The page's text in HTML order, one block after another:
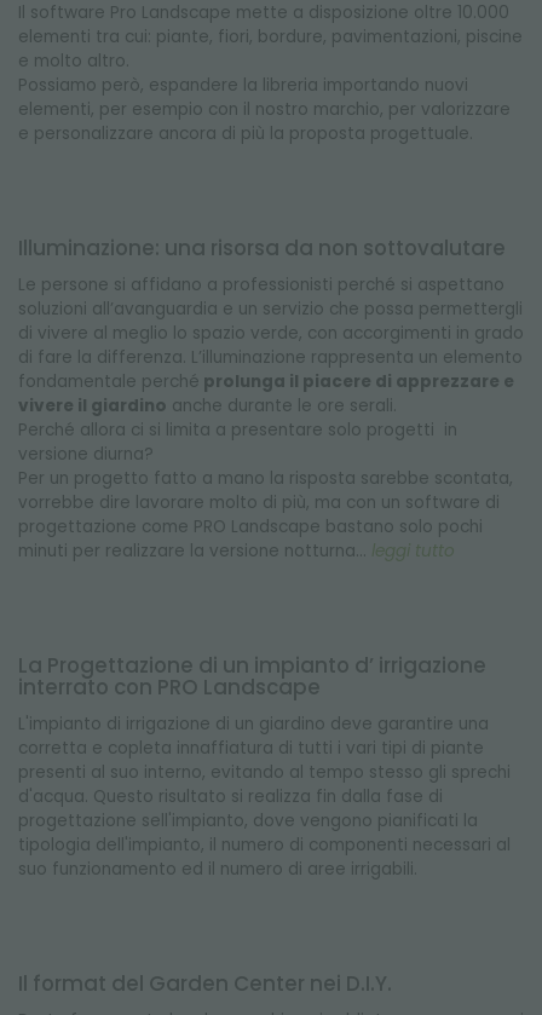
Il software Pro Landscape mette a disposizione oltre 10.000
elementi tra cui: piante, fiori, bordure, pavimentazioni, piscine
e molto altro.
Possiamo però, espandere la libreria importando nuovi
elementi, per esempio con il nostro marchio, per valorizzare
e personalizzare ancora di più la proposta progettuale.
Illuminazione: una risorsa da non sottovalutare
Le persone si affidano a professionisti perché si aspettano
soluzioni all’avanguardia e un servizio che possa permettergli
di vivere al meglio lo spazio verde, con accorgimenti in grado
di fare la differenza. L’illuminazione rappresenta un elemento
fondamentale perché prolunga il piacere di apprezzare e
vivere il giardino anche durante le ore serali.
Perché allora ci si limita a presentare solo progetti in
versione diurna?
Per un progetto fatto a mano la risposta sarebbe scontata,
vorrebbe dire lavorare molto di più, ma con un software di
progettazione come PRO Landscape bastano solo pochi
minuti per realizzare la versione notturna... leggi tutto
La Progettazione di un impianto d’ irrigazione
interrato con PRO Landscape
L'impianto di irrigazione di un giardino deve garantire una
corretta e copleta innaffiatura di tutti i vari tipi di piante
presenti al suo interno, evitando al tempo stesso gli sprechi
d'acqua. Questo risultato si realizza fin dalla fase di
progettazione sell'impianto, dove vengono pianificati la
tipologia dell'impianto, il numero di componenti necessari al
suo funzionamento ed il numero di aree irrigabili.
Il format del Garden Center nei D.I.Y.